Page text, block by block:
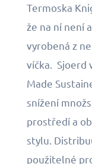
Termoska
že na ní není
vyrobená z
víčka. Sjoerd
Made
snížení
prostředí a
stylu.
použitelné